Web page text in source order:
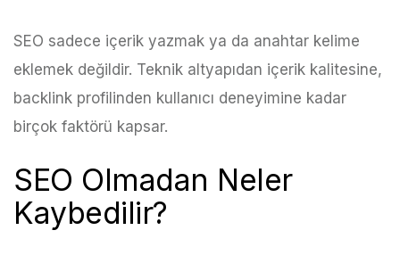
SEO sadece içerik yazmak ya da anahtar kelime
eklemek değildir. Teknik altyapıdan içerik kalitesine,
backlink profilinden kullanıcı deneyimine kadar
birçok faktörü kapsar.
SEO Olmadan Neler
Kaybedilir?